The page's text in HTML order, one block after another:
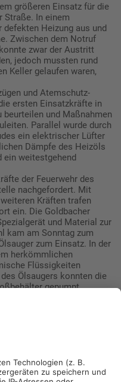
größeren Einsatz für die
Straße. In einem
Heizung aus und
Zwischen dem Notruf
zwar der Austritt
jedoch mussten rund
Keller gelaufen waren,
und Atemschutz-
ersten Einsatzkräfte in
beurteilen und Maßnahmen
Parallel wurde durch
ein elektrischer Lüfter
Dämpfe des Heizöls
ein weitestgehend
der Feuerwehr des
nachgefordert. Mit
Kräften trafen
ein. Die Goldbacher
und Material zur
kam am Sonntag zum
zum Einsatz. In der
herkömmlichen
Flüssigkeiten
Ölsaugers konnten die
gepumpt
anschließend den